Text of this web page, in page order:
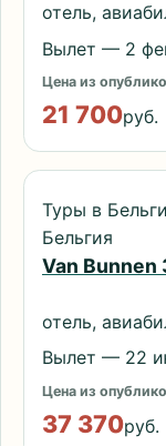
отель,
Вылет — 2
Цена из
21 700руб.
Туры в
Бельгия
Van Bunnen
отель,
Вылет — 22
Цена из
37 370руб.